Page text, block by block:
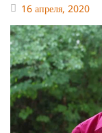
16 апреля, 2020